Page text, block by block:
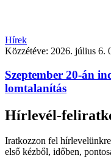
Hírek
Közzétéve: 2026. július 6.
Szeptember 20-án
lomtalanítás
Hírlevél-
Iratkozzon fel
első kézből, időben,